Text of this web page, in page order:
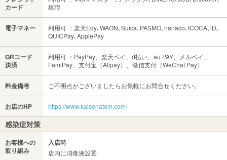
カード
銀聯
電子マネー
利用可 ：楽天Edy､WAON､Suica､PASMO､nanaco､ICOCA､iD､
QUICPay､ApplePay
QRコード
決済
利用可 ：PayPay、楽天ペイ、d払い、au PAY、メルペイ、
FamiPay、支付宝（Alipay）、微信支付（WeChat Pay）
料金備考 ご不明点がございましたらお気軽にお問合せください。
お店のHP https://www.kaisenatom.com/
感染症対策
お客様への
取り組み
入店時
店内に消毒液設置